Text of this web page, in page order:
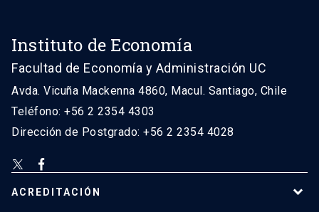
Instituto de Economía
Facultad de Economía y Administración UC
Avda. Vicuña Mackenna 4860, Macul. Santiago, Chile
Teléfono: +56 2 2354 4303
Dirección de Postgrado: +56 2 2354 4028
ACREDITACIÓN